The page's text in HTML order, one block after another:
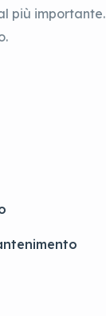
più importante.